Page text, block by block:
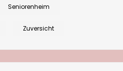
Seniorenheim
Zuversicht